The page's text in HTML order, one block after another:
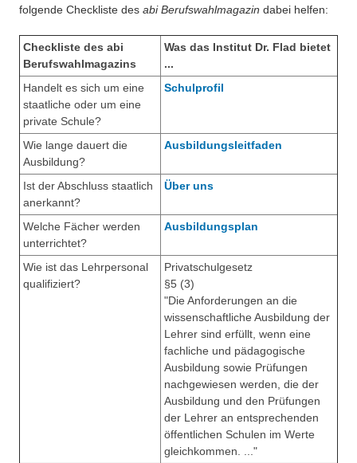
folgende Checkliste des abi Berufswahlmagazin dabei helfen:
Checkliste des abi
Berufswahlmagazins
Was das Institut Dr. Flad bietet
...
Handelt es sich um eine
staatliche oder um eine
private Schule?
Schulprofil
Wie lange dauert die
Ausbildung?
Ausbildungsleitfaden
Ist der Abschluss staatlich
anerkannt?
Über uns
Welche Fächer werden
unterrichtet?
Ausbildungsplan
Wie ist das Lehrpersonal
qualifiziert?
Privatschulgesetz
§5 (3)
"Die Anforderungen an die
wissenschaftliche Ausbildung der
Lehrer sind erfüllt, wenn eine
fachliche und pädagogische
Ausbildung sowie Prüfungen
nachgewiesen werden, die der
Ausbildung und den Prüfungen
der Lehrer an entsprechenden
öffentlichen Schulen im Werte
gleichkommen. ..."